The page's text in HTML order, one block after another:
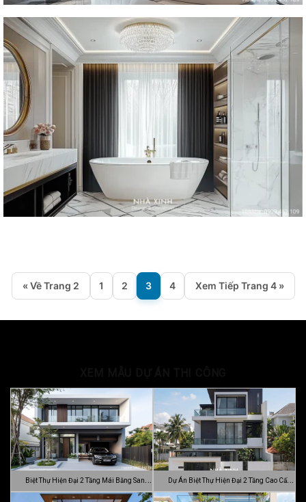
« Về Trang 2 1 2 3 4 Xem Tiếp Trang 4 »
Biệt Thự Hiện Đại 2 Tầng Mái Bằng Sang Dự Án Biệt Thự Hiện Đại 2 Tầng Cao Cấp